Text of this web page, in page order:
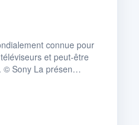
connue pour
et peut-être
© Sony La présen…